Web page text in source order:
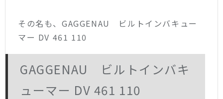
その名も、GAGGENAU ビルトインバキュー
マー DV 461 110
GAGGENAU ビルトインバキ
ューマー DV 461 110